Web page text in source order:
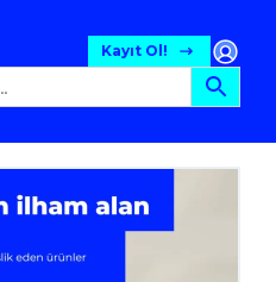
Kayıt Ol!